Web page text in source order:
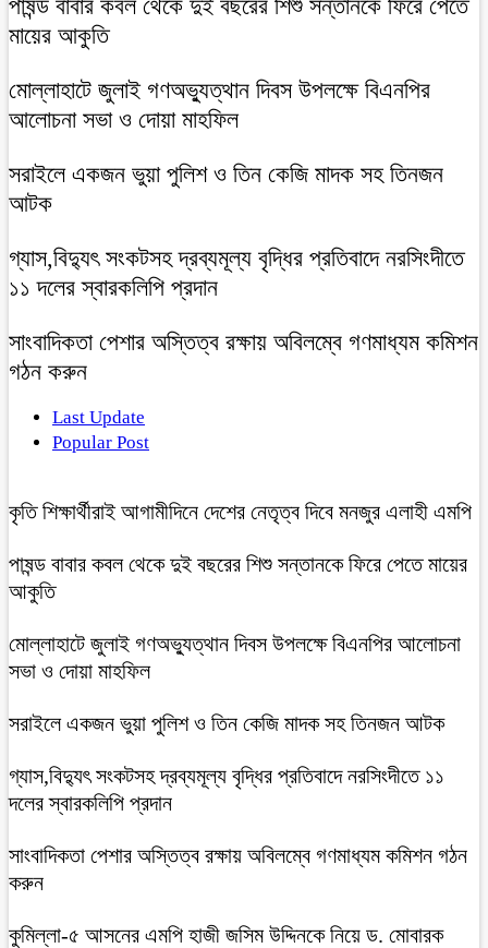
পাষন্ড বাবার কবল থেকে দুই বছরের শিশু সন্তানকে ফিরে পেতে
মায়ের আকুতি
মোল্লাহাটে জুলাই গণঅভ্যুত্থান দিবস উপলক্ষে বিএনপির
আলোচনা সভা ও দোয়া মাহফিল
সরাইলে একজন ভুয়া পুলিশ ও তিন কেজি মাদক সহ তিনজন
আটক
গ্যাস,বিদ্যুৎ সংকটসহ দ্রব্যমূল্য বৃদ্ধির প্রতিবাদে নরসিংদীতে
১১ দলের স্বারকলিপি প্রদান
সাংবাদিকতা পেশার অস্তিত্ব রক্ষায় অবিলম্বে গণমাধ্যম কমিশন
গঠন করুন
Last Update
Popular Post
কৃতি শিক্ষার্থীরাই আগামীদিনে দেশের নেতৃত্ব দিবে মনজুর এলাহী এমপি
পাষন্ড বাবার কবল থেকে দুই বছরের শিশু সন্তানকে ফিরে পেতে মায়ের
আকুতি
মোল্লাহাটে জুলাই গণঅভ্যুত্থান দিবস উপলক্ষে বিএনপির আলোচনা
সভা ও দোয়া মাহফিল
সরাইলে একজন ভুয়া পুলিশ ও তিন কেজি মাদক সহ তিনজন আটক
গ্যাস,বিদ্যুৎ সংকটসহ দ্রব্যমূল্য বৃদ্ধির প্রতিবাদে নরসিংদীতে ১১
দলের স্বারকলিপি প্রদান
সাংবাদিকতা পেশার অস্তিত্ব রক্ষায় অবিলম্বে গণমাধ্যম কমিশন গঠন
করুন
কুমিল্লা-৫ আসনের এমপি হাজী জসিম উদ্দিনকে নিয়ে ড. মোবারক